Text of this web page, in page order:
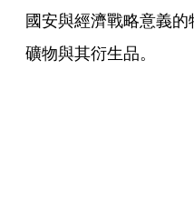
國安與經濟戰略意義
礦物與其衍生品。